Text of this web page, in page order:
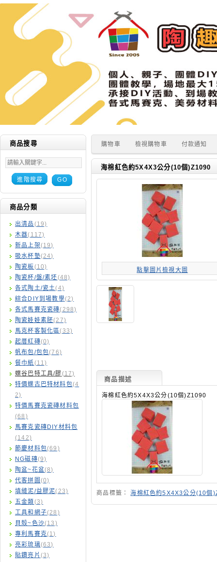
商品搜尋
進階搜尋 GO
商品分類
出清品 (19)
木器(117)
新品上架(19)
吸水杯墊(24)
陶瓷板 (10)
陶瓷杯/盤/素坯(48)
各式陶土/瓷土(4)
綜合DIY到場教學(2)
各式馬賽克瓷磚(298)
陶瓷娃娃素胚(27)
馬克杯客製化區(33)
起厝紅磚(0)
帆布包/包包(76)
餐巾紙(11)
蝶谷巴特工具/膠(17)
特價蝶古巴特材料包(4
2)
特價馬賽克瓷磚材料包
(68)
馬賽克瓷磚DIY材料包
(142)
節慶材料包(69)
NG磁磚(9)
陶盆~花盆(8)
代客拼圖 (0)
填縫泥/益膠泥(23)
五金類 (3)
工具和網子(28)
貝殼~色沙(13)
專利馬賽克(1)
亮彩琉璃(63)
貼鑽亮片 (3)
購物車 檢視購物車 付款通知
海棉紅色約5X4X3公分(10個)Z1090
點擊圖片檢視大圖
商品描述
海棉紅色約5X4X3公分(10個)Z1090
商品標籤：海棉紅色約5X4X3公分(10個